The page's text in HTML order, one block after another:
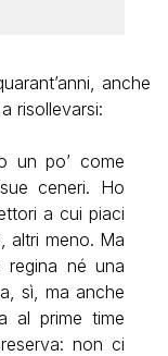
anche
risollevarsi:
un po’ come
ceneri. Ho
a cui piaci
altri meno. Ma
né una
sì, ma anche
al prime time
non ci